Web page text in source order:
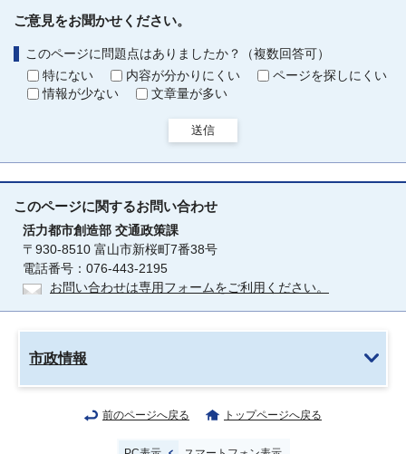
ご意見をお聞かせください。
このページに問題点はありましたか？（複数回答可）
特にない
内容が分かりにくい
ページを探しにくい
情報が少ない
文章量が多い
送信
このページに関するお問い合わせ
活力都市創造部 交通政策課
〒930-8510 富山市新桜町7番38号
電話番号：076-443-2195
お問い合わせは専用フォームをご利用ください。
市政情報
前のページへ戻る トップページへ戻る